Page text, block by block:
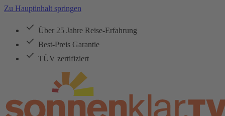
Zu Hauptinhalt springen
Über 25 Jahre Reise-Erfahrung
Best-Preis Garantie
TÜV zertifiziert